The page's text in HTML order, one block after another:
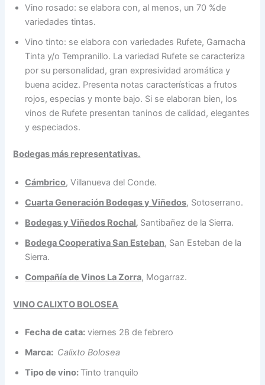
Vino rosado: se elabora con, al menos, un 70 %de
variedades tintas.
Vino tinto: se elabora con variedades Rufete, Garnacha
Tinta y/o Tempranillo. La variedad Rufete se caracteriza
por su personalidad, gran expresividad aromática y
buena acidez. Presenta notas características a frutos
rojos, especias y monte bajo. Si se elaboran bien, los
vinos de Rufete presentan taninos de calidad, elegantes
y especiados.
Bodegas más representativas.
Cámbrico, Villanueva del Conde.
Cuarta Generación Bodegas y Viñedos, Sotoserrano.
Bodegas y Viñedos Rochal, Santibañez de la Sierra.
Bodega Cooperativa San Esteban, San Esteban de la
Sierra.
Compañía de Vinos La Zorra, Mogarraz.
VINO CALIXTO BOLOSEA
Fecha de cata: viernes 28 de febrero
Marca: Calixto Bolosea
Tipo de vino: Tinto tranquilo